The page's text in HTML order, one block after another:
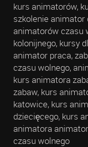
kurs animatorów,
szkolenie animator
animatorów czasu
kolonijnego, kursy
animator praca,
czasu wolnego,
kurs animatora
zabaw, kurs
katowice, kurs
dziecięcego, kurs
animatora
czasu wolnego